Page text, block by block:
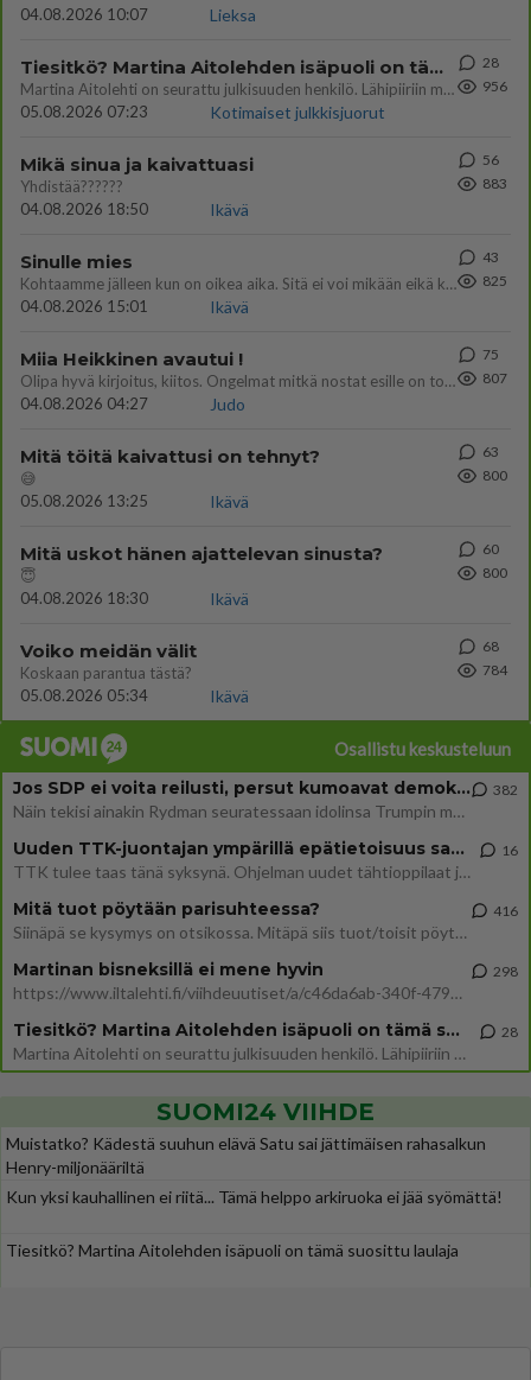
04.08.2026 10:07
Lieksa
Tiesitkö? Martina Aitolehden isäpuoli on tämä suosittu laulaja
Martina Aitolehti on seurattu julkisuuden henkilö. Lähipiiriin mahtuu muitakin tunnettuja henkilöitä. Tiesitkö, että Ma
05.08.2026 07:23
Kotimaiset julkkisjuorut
28
956
Mikä sinua ja kaivattuasi
Yhdistää??????
04.08.2026 18:50
Ikävä
56
883
Sinulle mies
Kohtaamme jälleen kun on oikea aika. Sitä ei voi mikään eikä kukaan estää <3 <3
04.08.2026 15:01
Ikävä
43
825
Miia Heikkinen avautui !
Olipa hyvä kirjoitus, kiitos. Ongelmat mitkä nostat esille on todellisia ja tämä ylimielisyys totta ja se näkyy kaikessa
04.08.2026 04:27
Judo
75
807
Mitä töitä kaivattusi on tehnyt?
😅
05.08.2026 13:25
Ikävä
63
800
Mitä uskot hänen ajattelevan sinusta?
😇
04.08.2026 18:30
Ikävä
60
800
Voiko meidän välit
Koskaan parantua tästä?
05.08.2026 05:34
Ikävä
68
784
Osallistu keskusteluun
Jos SDP ei voita reilusti, persut kumoavat demokratian Suomesta
Näin tekisi ainakin Rydman seuratessaan idolinsa Trumpin mallia https://www.is.fi/politiikka/art-2000012187244.html
382
Uuden TTK-juontajan ympärillä epätietoisuus sakenee - Nyt MTV hämmentää soppaa
TTK tulee taas tänä syksynä. Ohjelman uudet tähtioppilaat julkistetaan torstaina 6. elokuuta klo 14 alkavassa lehdistö
16
Mitä tuot pöytään parisuhteessa?
Siinäpä se kysymys on otsikossa. Mitäpä siis tuot/toisit pöytään parisuhteessa? Oletko mies vai nainen? Koetko sen mitä
416
Martinan bisneksillä ei mene hyvin
https://www.iltalehti.fi/viihdeuutiset/a/c46da6ab-340f-4790-aaa7-0865eed2336 Yrityksen konkurssihakemus on tullut kärä
298
Tiesitkö? Martina Aitolehden isäpuoli on tämä suosittu laulaja
Martina Aitolehti on seurattu julkisuuden henkilö. Lähipiiriin mahtuu muitakin tunnettuja henkilöitä. Tiesitkö, että Ma
28
SUOMI24 VIIHDE
Muistatko? Kädestä suuhun elävä Satu sai jättimäisen rahasalkun
Henry-miljonääriltä
Kun yksi kauhallinen ei riitä... Tämä helppo arkiruoka ei jää syömättä!
Tiesitkö? Martina Aitolehden isäpuoli on tämä suosittu laulaja